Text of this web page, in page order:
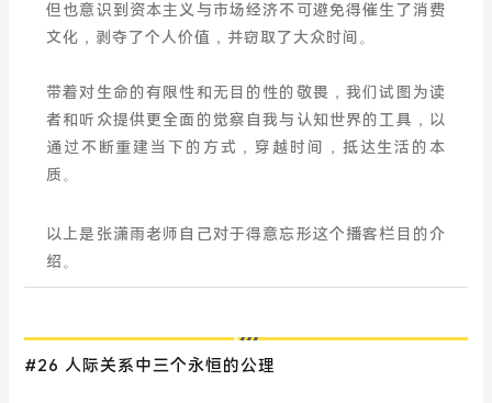
但也意识到资本主义与市场经济不可避免得催生了消费
文化，剥夺了个人价值，并窃取了大众时间。
带着对生命的有限性和无目的性的敬畏，我们试图为读
者和听众提供更全面的觉察自我与认知世界的工具，以
通过不断重建当下的方式，穿越时间，抵达生活的本
质。
以上是张潇雨老师自己对于得意忘形这个播客栏目的介
绍。
#26 人际关系中三个永恒的公理